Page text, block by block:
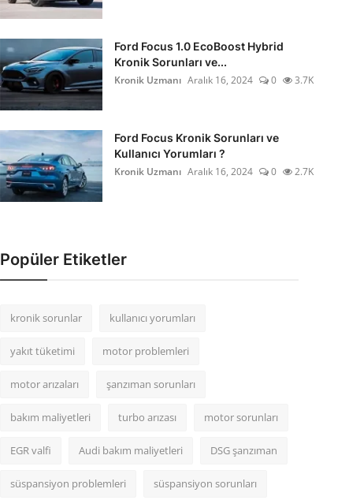
Ford Focus 1.0 EcoBoost Hybrid
Kronik Sorunları ve...
Kronik Uzmanı Aralık 16, 2024 0 3.7K
Ford Focus Kronik Sorunları ve
Kullanıcı Yorumları ?
Kronik Uzmanı Aralık 16, 2024 0 2.7K
Popüler Etiketler
kronik sorunlar kullanıcı yorumları
yakıt tüketimi motor problemleri
motor arızaları şanzıman sorunları
bakım maliyetleri turbo arızası motor sorunları
EGR valfi Audi bakım maliyetleri DSG şanzıman
süspansiyon problemleri süspansiyon sorunları